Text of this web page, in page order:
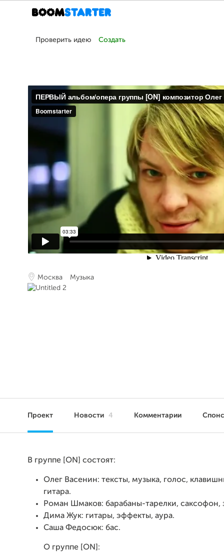
Проверить идею Создать
Москва Музыка
Проект Новости 4 Комментарии
В группе [ON] состоят:
Олег Васенин: тексты, музыка, голос,
гитара.
Роман Шмаков: барабаны-тарелки, саксофон,
Дима Жук: гитары, эффекты, аура.
Саша Федосюк: бас.
О группе [ON] :